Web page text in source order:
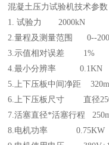
混凝土压力试验机技术参数
1. 试验力 2000kN
2.量程及测量范围 0--
3.示值相对误差 1%
4.最小分辨率 0.1KN
5.上下压板中间净距
6.上下压板尺寸 直径
7.活塞直径*活塞行程
8.电机功率 0.75KW